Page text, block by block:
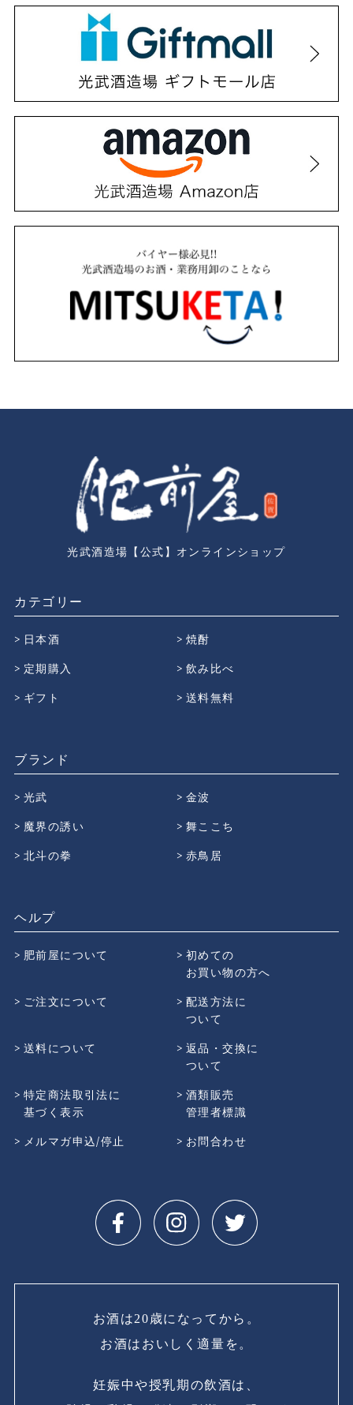
光武酒造場【公式】オンラインショップ
カテゴリー
日本酒
焼酎
定期購入
飲み比べ
ギフト
送料無料
ブランド
光武
金波
魔界の誘い
舞ここち
北斗の拳
赤鳥居
ヘルプ
肥前屋について
初めての
お買い物の方へ
ご注文について
配送方法に
ついて
送料について
返品・交換に
ついて
特定商法取引法に
基づく表示
酒類販売
管理者標識
メルマガ申込/停止
お問合わせ
お酒は20歳になってから。
お酒はおいしく適量を。
妊娠中や授乳期の飲酒は、